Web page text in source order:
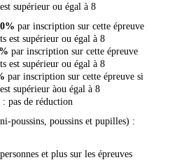
supérieur ou égal à 8
par inscription sur cette épreuve
est supérieur ou égal à 8
par inscription sur cette épreuve
est supérieur ou égal à 8
par inscription sur cette épreuve si
supérieur àou égal à 8
: pas de réduction
poussins, poussins et pupilles) :
et plus sur les épreuves